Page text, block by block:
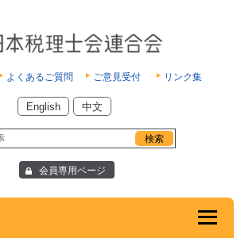
よくあるご質問 ご意見受付 リンク集
English 中文
会員専用ページ